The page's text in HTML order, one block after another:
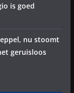
is goed
nu stoomt
geruisloos